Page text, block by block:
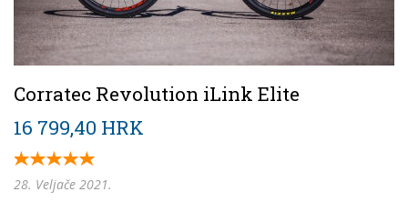
Corratec Revolution iLink Elite
16 799,40 HRK
28. Veljače 2021.